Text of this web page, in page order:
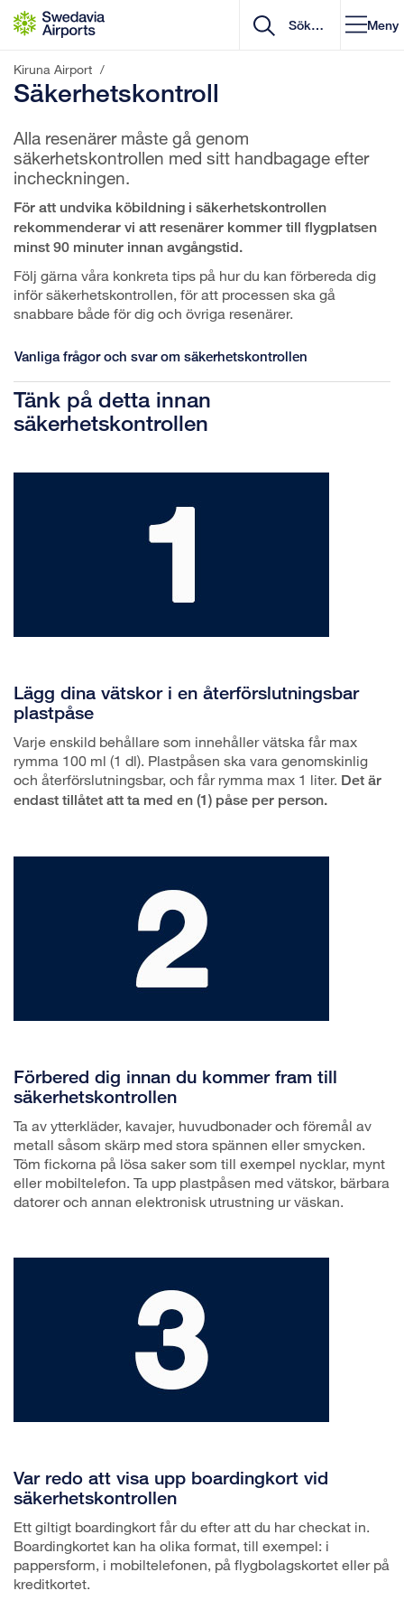
Gå till innehåll
Meny
Kiruna Airport /
Säkerhetskontroll
Alla resenärer måste gå genom
säkerhetskontrollen med sitt handbagage efter
incheckningen.
För att undvika köbildning i säkerhetskontrollen
rekommenderar vi att resenärer kommer till flygplatsen
minst 90 minuter innan avgångstid.
Följ gärna våra konkreta tips på hur du kan förbereda dig
inför säkerhetskontrollen, för att processen ska gå
snabbare både för dig och övriga resenärer.
Vanliga frågor och svar om säkerhetskontrollen
Tänk på detta innan
säkerhetskontrollen
Lägg dina vätskor i en återförslutningsbar
plastpåse
Varje enskild behållare som innehåller vätska får max
rymma 100 ml (1 dl). Plastpåsen ska vara genomskinlig
och återförslutningsbar, och får rymma max 1 liter. Det är
endast tillåtet att ta med en (1) påse per person.
Förbered dig innan du kommer fram till
säkerhetskontrollen
Ta av ytterkläder, kavajer, huvudbonader och föremål av
metall såsom skärp med stora spännen eller smycken.
Töm fickorna på lösa saker som till exempel nycklar, mynt
eller mobiltelefon. Ta upp plastpåsen med vätskor, bärbara
datorer och annan elektronisk utrustning ur väskan.
Var redo att visa upp boardingkort vid
säkerhetskontrollen
Ett giltigt boardingkort får du efter att du har checkat in.
Boardingkortet kan ha olika format, till exempel: i
pappersform, i mobiltelefonen, på flygbolagskortet eller på
kreditkortet.